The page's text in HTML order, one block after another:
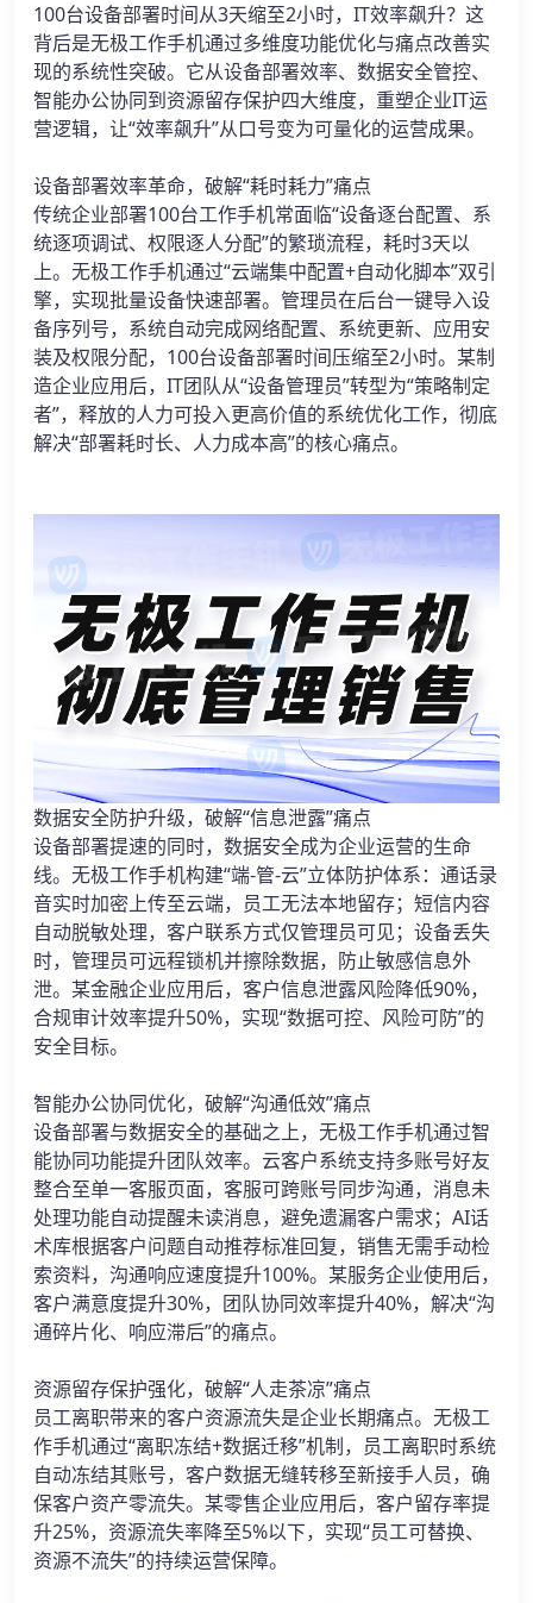
100台设备部署时间从3天缩至2小时，IT效率飙升？这
背后是无极工作手机通过多维度功能优化与痛点改善实
现的系统性突破。它从设备部署效率、数据安全管控、
智能办公协同到资源留存保护四大维度，重塑企业IT运
营逻辑，让“效率飙升”从口号变为可量化的运营成果。
设备部署效率革命，破解“耗时耗力”痛点
传统企业部署100台工作手机常面临“设备逐台配置、系
统逐项调试、权限逐人分配”的繁琐流程，耗时3天以
上。无极工作手机通过“云端集中配置+自动化脚本”双引
擎，实现批量设备快速部署。管理员在后台一键导入设
备序列号，系统自动完成网络配置、系统更新、应用安
装及权限分配，100台设备部署时间压缩至2小时。某制
造企业应用后，IT团队从“设备管理员”转型为“策略制定
者”，释放的人力可投入更高价值的系统优化工作，彻底
解决“部署耗时长、人力成本高”的核心痛点。
数据安全防护升级，破解“信息泄露”痛点
设备部署提速的同时，数据安全成为企业运营的生命
线。无极工作手机构建“端-管-云”立体防护体系：通话录
音实时加密上传至云端，员工无法本地留存；短信内容
自动脱敏处理，客户联系方式仅管理员可见；设备丢失
时，管理员可远程锁机并擦除数据，防止敏感信息外
泄。某金融企业应用后，客户信息泄露风险降低90%，
合规审计效率提升50%，实现“数据可控、风险可防”的
安全目标。
智能办公协同优化，破解“沟通低效”痛点
设备部署与数据安全的基础之上，无极工作手机通过智
能协同功能提升团队效率。云客户系统支持多账号好友
整合至单一客服页面，客服可跨账号同步沟通，消息未
处理功能自动提醒未读消息，避免遗漏客户需求；AI话
术库根据客户问题自动推荐标准回复，销售无需手动检
索资料，沟通响应速度提升100%。某服务企业使用后，
客户满意度提升30%，团队协同效率提升40%，解决“沟
通碎片化、响应滞后”的痛点。
资源留存保护强化，破解“人走茶凉”痛点
员工离职带来的客户资源流失是企业长期痛点。无极工
作手机通过“离职冻结+数据迁移”机制，员工离职时系统
自动冻结其账号，客户数据无缝转移至新接手人员，确
保客户资产零流失。某零售企业应用后，客户留存率提
升25%，资源流失率降至5%以下，实现“员工可替换、
资源不流失”的持续运营保障。